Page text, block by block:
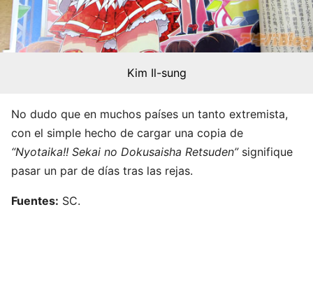
Kim Il-sung
No dudo que en muchos países un tanto extremista,
con el simple hecho de cargar una copia de
“Nyotaika!! Sekai no Dokusaisha Retsuden”signifique
pasar un par de días tras las rejas.
Fuentes: SC.